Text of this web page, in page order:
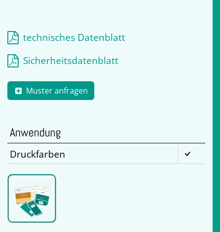
technisches Datenblatt
Sicherheitsdatenblatt
Muster anfragen
Anwendung
Druckfarben